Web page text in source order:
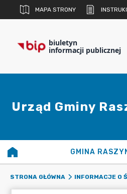
MAPA STRONY
biuletyn
informacji publicznej
Urząd Gminy
GMINA
STRONA GŁÓWNA INFORMACJE O